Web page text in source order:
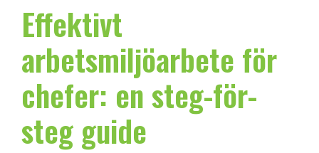
Effektivt
arbetsmiljöarbete för
chefer: en steg-för-
steg guide